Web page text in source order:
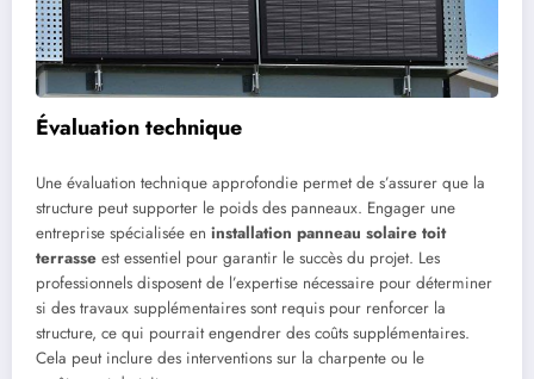
Évaluation technique
Une évaluation technique approfondie permet de s’assurer que la
structure peut supporter le poids des panneaux. Engager une
entreprise spécialisée en installation panneau solaire toit
terrasse est essentiel pour garantir le succès du projet. Les
professionnels disposent de l’expertise nécessaire pour déterminer
si des travaux supplémentaires sont requis pour renforcer la
structure, ce qui pourrait engendrer des coûts supplémentaires.
Cela peut inclure des interventions sur la charpente ou le